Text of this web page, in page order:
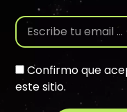
Confirmo que
este sitio.